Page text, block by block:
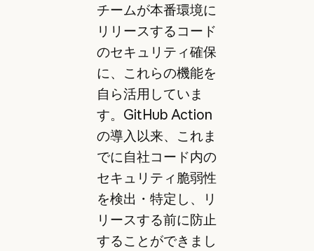
チームが本番環境に
リリースするコード
のセキュリティ確保
に、これらの機能を
自ら活用していま
す。GitHub Action
の導入以来、これま
でに自社コード内の
セキュリティ脆弱性
を検出・特定し、リ
リースする前に防止
することができまし